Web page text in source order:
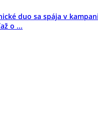
duo sa spája v
o ...